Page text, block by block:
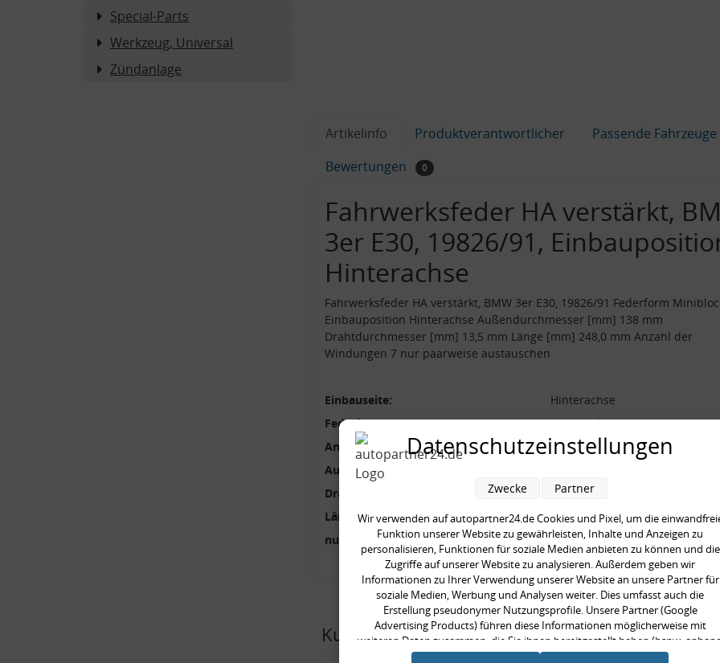
Special-Parts
Werkzeug, Universal
Zündanlage
Artikelinfo Produktverantwortlicher
Passende Fahrzeuge
Bewertungen
0
Fahrwerksfeder HA verstärkt,
3er E30, 19826/91,
Hinterachse
Fahrwerksfeder HA verstärkt, BMW 3er E30, 19826/91 Federform
Einbauposition Hinterachse Außendurchmesser [mm] 138 mm
Drahtdurchmesser [mm] 13,5 mm Länge [mm] 248,0 mm Anzahl der
Windungen 7 nur paarweise austauschen
Einbauseite:
Hinterachse
Federform:
Miniblock
Anzahl der Windungen:
7
Außendurchmesser [mm]:
Drahtdurchmesser [mm]:
13,5 mm
Länge [mm]:
248,0 mm
nur paarweise austauschen:
Kunden kauften auch
Datenschutzeinstellungen
Wir verwenden auf autopartner24.de Cookies und Pixel, um die
Funktion unserer Website zu gewährleisten, Inhalte und Anzeigen zu
personalisieren, Funktionen für soziale Medien anbieten zu können und die
Zugriffe auf unserer Website zu analysieren. Außerdem geben wir
Informationen zu Ihrer Verwendung unserer Website an unsere Partner für
soziale Medien, Werbung und Analysen weiter. Dies umfasst auch die
Erstellung pseudonymer Nutzungsprofile. Unsere Partner (Google
Advertising Products) führen diese Informationen möglicherweise mit
weiteren Daten zusammen, die Sie ihnen bereitgestellt haben (bspw.
eines persönlichen Accounts) oder welche sie im Rahmen Ihrer Nutzung der
Zwecke Partner